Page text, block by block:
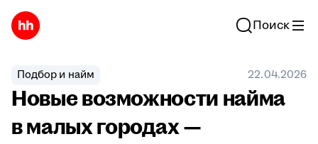
Поиск
Подбор и найм 22.04.2026
Новые возможности найма
в малых городах —